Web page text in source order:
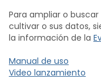
Para ampliar o
cultivar o sus datos,
la información de la
Manual de uso
Video lanzamiento